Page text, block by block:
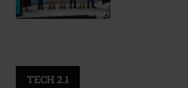
TECH 2.1